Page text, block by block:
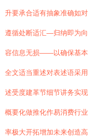
升要承合适有抽象准确如
遵循处断适汇—归纳即为
容信息无损——以确保基本
全文适当重述对表述语采
述受度建革节细节讲务实
概要化做推化作易消费行
率极大开拓增加未来创造